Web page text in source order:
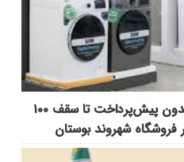
خرید اقساطی بدون پیش‌پرداخت تا سقف ۱۰۰
فروشگاه شهروند بوستان